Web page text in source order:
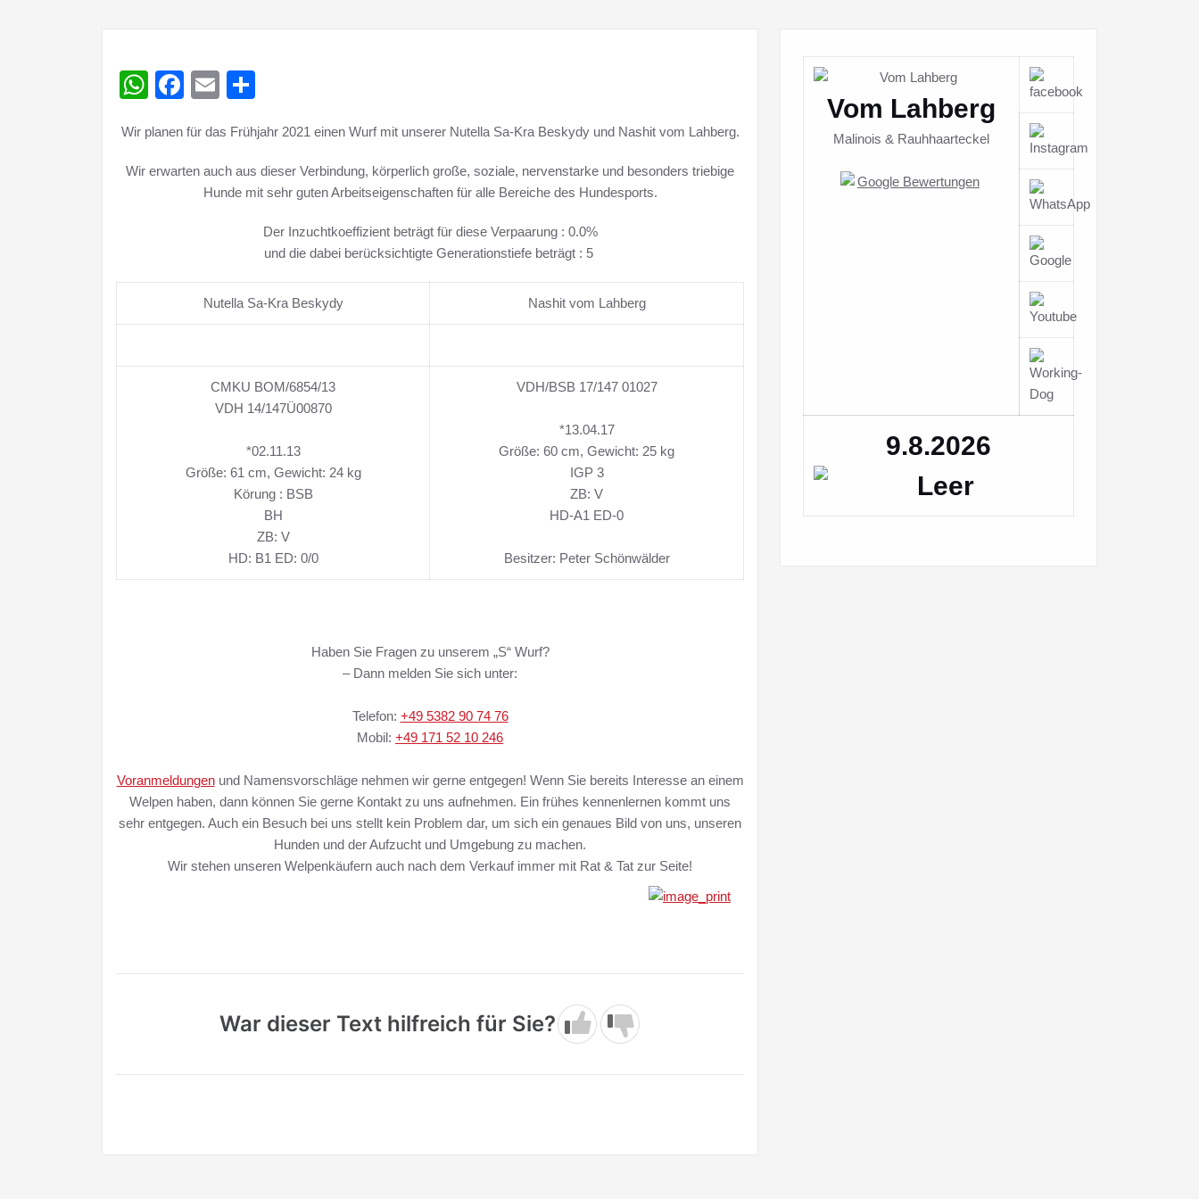
WhatsApp
Facebook
Email
Wir planen für das Frühjahr 2021 einen Wurf mit unserer Nutella Sa-Kra Beskydy und Nashit vom Lahberg.
Wir erwarten auch aus dieser Verbindung, körperlich große, soziale, nervenstarke und besonders triebige
Hunde mit sehr guten Arbeitseigenschaften für alle Bereiche des Hundesports.
Der Inzuchtkoeffizient beträgt für diese Verpaarung : 0.0%
und die dabei berücksichtigte Generationstiefe beträgt : 5
Nutella Sa-Kra Beskydy Nashit vom Lahberg
CMKU BOM/6854/13
VDH 14/147Ü00870
*02.11.13
Größe: 61 cm, Gewicht: 24 kg
Körung : BSB
BH
ZB: V
HD: B1 ED: 0/0
VDH/BSB 17/147 01027
*13.04.17
Größe: 60 cm, Gewicht: 25 kg
IGP 3
ZB: V
HD-A1 ED-0
Besitzer: Peter Schönwälder
Haben Sie Fragen zu unserem „S“ Wurf?
– Dann melden Sie sich unter:
Telefon: +49 5382 90 74 76
Mobil: +49 171 52 10 246
Voranmeldungenund Namensvorschläge nehmen wir gerne entgegen! Wenn Sie bereits Interesse an einem
Welpen haben, dann können Sie gerne Kontakt zu uns aufnehmen. Ein frühes kennenlernen kommt uns
sehr entgegen. Auch ein Besuch bei uns stellt kein Problem dar, um sich ein genaues Bild von uns, unseren
Hunden und der Aufzucht und Umgebung zu machen.
Wir stehen unseren Welpenkäufern auch nach dem Verkauf immer mit Rat & Tat zur Seite!
War dieser Text hilfreich für Sie?
Vom Lahberg
Malinois & Rauhhaarteckel
9.8.2026